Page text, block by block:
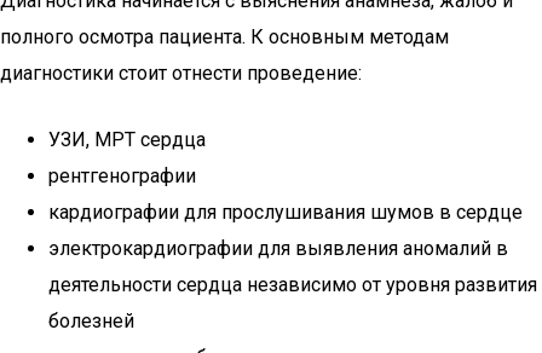
полного осмотра пациента. К основным методам
диагностики стоит отнести проведение:
УЗИ, МРТ сердца
рентгенографии
кардиографии для прослушивания шумов в сердце
электрокардиографии для выявления аномалий в
деятельности сердца независимо от уровня развития
болезней